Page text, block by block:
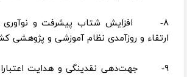
۸- افزایش شتاب پیشرفت و نوآوری
ارتقاء و روزآمدی نظام آموزشی و پژوهشی
۹- جهت‌دهی نقدینگی و هدایت